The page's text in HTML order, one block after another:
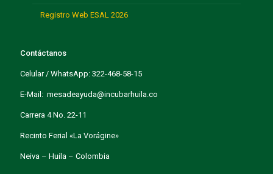
Registro Web ESAL 2026
Contáctanos
Celular / WhatsApp: 322-468-58-15
E-Mail: mesadeayuda@incubarhuila.co
Carrera 4 No. 22-11
Recinto Ferial «La Vorágine»
Neiva – Huila – Colombia